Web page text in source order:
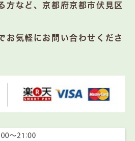
方など、京都府京都市伏見区
お気軽にお問い合わせくださ